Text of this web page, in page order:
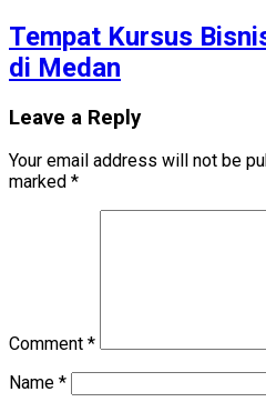
Tempat Kursus
di Medan
Leave a Reply
Your email address will not be
marked *
Comment *
Name *